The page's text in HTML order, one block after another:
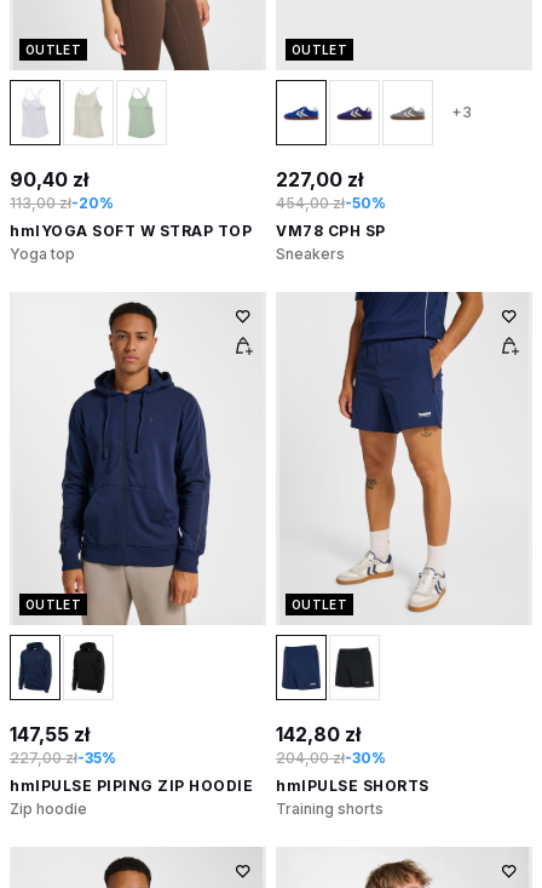
OUTLET
90,40 zł
113,00 zł-20%
hmlYOGA SOFT W STRAP TOP
Yoga top
OUTLET
+3
227,00 zł
454,00 zł-50%
VM78 CPH SP
Sneakers
OUTLET
147,55 zł
227,00 zł-35%
hmlPULSE PIPING ZIP HOODIE
Zip hoodie
OUTLET
142,80 zł
204,00 zł-30%
hmlPULSE SHORTS
Training shorts